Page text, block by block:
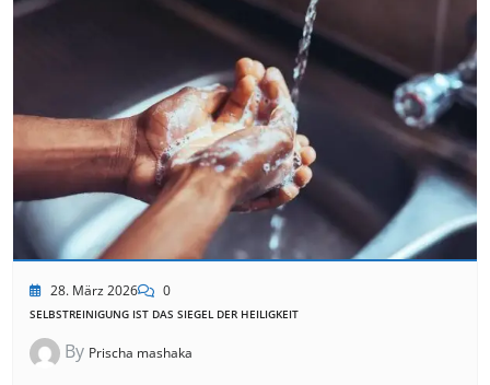
28. März 2026 0
SELBSTREINIGUNG IST DAS SIEGEL DER HEILIGKEIT
By Prischa mashaka